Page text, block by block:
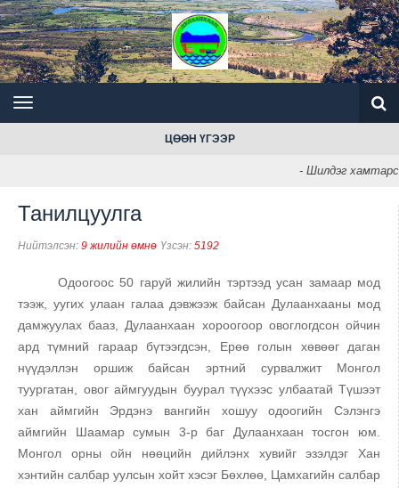
ЦӨӨН ҮГЭЭР
- Шилдэг
Танилцуулга
Нийтэлсэн: 9 жилийн өмнө Үзсэн: 5192
Одоогоос 50 гаруй жилийн тэртээд усан замаар мод
тээж, уугих улаан галаа дэвжээж байсан Дулаанхааны мод
дамжуулах бааз, Дулаанхаан хороогоор овоглогдсон ойчин
ард түмний гараар бүтээгдсэн, Ерөө голын хөвөөг даган
нүүдэллэн оршиж байсан эртний сурвалжит Монгол
туургатан, овог аймгуудын буурал түүхээс улбаатай Түшээт
хан аймгийн Эрдэнэ вангийн хошуу одоогийн Сэлэнгэ
аймгийн Шаамар сумын 3-р баг Дулаанхаан тосгон юм.
Монгол орны ойн нөөцийн дийлэнх хувийг эзэлдэг Хан
хэнтийн салбар уулсын хойт хэсэг Бөхлөө, Цамхагийн салбар